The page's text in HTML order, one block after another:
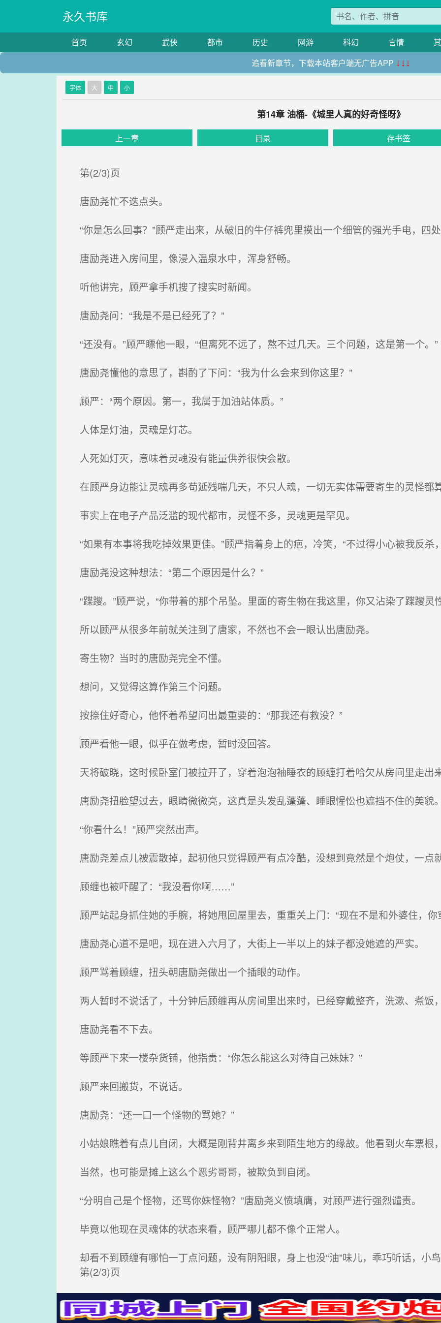
永久书库
首页 玄幻 武侠 都市 历史 网游 科幻 言情
追看新章节，下载本站客户端无广告APP ↓↓↓
字体 大 中 小
第14章 油桶-《城里人真的好奇怪呀》
上一章 目录 存书签
第(2/3)页
唐励尧忙不迭点头。
“你是怎么回事？”顾严走出来，从破旧的牛仔裤兜里摸出一个细管的强光手电，四
唐励尧进入房间里，像浸入温泉水中，浑身舒畅。
听他讲完，顾严拿手机搜了搜实时新闻。
唐励尧问：“我是不是已经死了？”
“还没有。”顾严瞟他一眼，“但离死不远了，熬不过几天。三个问题，这是第一个。”
唐励尧懂他的意思了，斟酌了下问：“我为什么会来到你这里？”
顾严：“两个原因。第一，我属于加油站体质。”
人体是灯油，灵魂是灯芯。
人死如灯灭，意味着灵魂没有能量供养很快会散。
在顾严身边能让灵魂再多苟延残喘几天，不只人魂，一切无实体需要寄生的灵怪都算
事实上在电子产品泛滥的现代都市，灵怪不多，灵魂更是罕见。
“如果有本事将我吃掉效果更佳。”顾严指着身上的疤，冷笑，“不过得小心被我反杀
唐励尧没这种想法：“第二个原因是什么？”
“蹀躞。”顾严说，“你带着的那个吊坠。里面的寄生物在我这里，你又沾染了蹀躞灵
所以顾严从很多年前就关注到了唐家，不然也不会一眼认出唐励尧。
寄生物？当时的唐励尧完全不懂。
想问，又觉得这算作第三个问题。
按捺住好奇心，他怀着希望问出最重要的：“那我还有救没？”
顾严看他一眼，似乎在做考虑，暂时没回答。
天将破晓，这时候卧室门被拉开了，穿着泡泡袖睡衣的顾缠打着哈欠从房间里走出来
唐励尧扭脸望过去，眼睛微微亮，这真是头发乱蓬蓬、睡眼惺忪也遮挡不住的美貌。
“你看什么！”顾严突然出声。
唐励尧差点儿被震散掉，起初他只觉得顾严有点冷酷，没想到竟然是个炮仗，一点就
顾缠也被吓醒了：“我没看你啊……”
顾严站起身抓住她的手腕，将她甩回屋里去，重重关上门：“现在不是和外婆住，你
唐励尧心道不是吧，现在进入六月了，大街上一半以上的妹子都没她遮的严实。
顾严骂着顾缠，扭头朝唐励尧做出一个插眼的动作。
两人暂时不说话了，十分钟后顾缠再从房间里出来时，已经穿戴整齐，洗漱、煮饭
唐励尧看不下去。
等顾严下来一楼杂货铺，他指责：“你怎么能这么对待自己妹妹？”
顾严来回搬货，不说话。
唐励尧：“还一口一个怪物的骂她？”
小姑娘瞧着有点儿自闭，大概是刚背井离乡来到陌生地方的缘故。他看到火车票根
当然，也可能是摊上这么个恶劣哥哥，被欺负到自闭。
“分明自己是个怪物，还骂你妹怪物？”唐励尧义愤填膺，对顾严进行强烈谴责。
毕竟以他现在灵魂体的状态来看，顾严哪儿都不像个正常人。
却看不到顾缠有哪怕一丁点问题，没有阴阳眼，身上也没“油”味儿，乖巧听话，小鸟
第(2/3)页